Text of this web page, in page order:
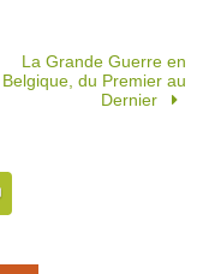
La Grande Guerre en
Belgique, du Premier au
Dernier